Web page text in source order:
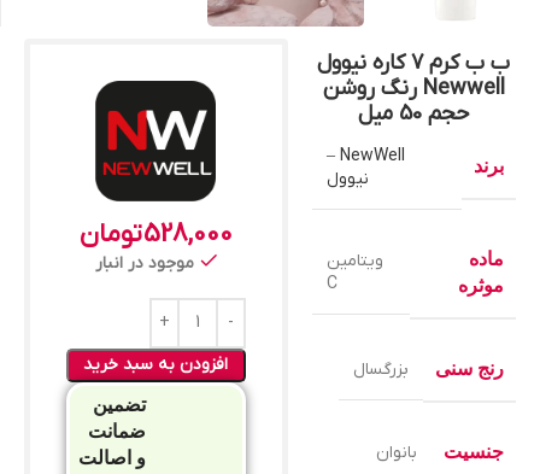
ب ب کرم 7 کاره نیوول
Newwell رنگ روشن
حجم 50 میل
برند
NewWell –
نیوول
ماده
موثره
ویتامین
C
رنج سنی بزرگسال
جنسیت بانوان
528,000تومان
موجود در انبار
افزودن به سبد خرید
تضمین
ضمانت
و اصالت